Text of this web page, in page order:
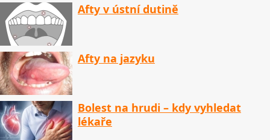
Afty v ústní dutině
Afty na jazyku
Bolest na hrudi – kdy vyhledat
lékaře